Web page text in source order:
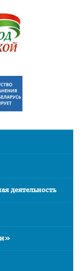
в 2026 году
деятельность